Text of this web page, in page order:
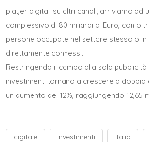
player digitali su altri canali, arriviamo ad
complessivo di 80 miliardi di Euro, con
persone occupate nel settore stesso o in
direttamente connessi.
Restringendo il campo alla sola pubblicità
investimenti tornano a crescere a
un aumento del 12%, raggiungendo i 2,65
digitale investimenti italia